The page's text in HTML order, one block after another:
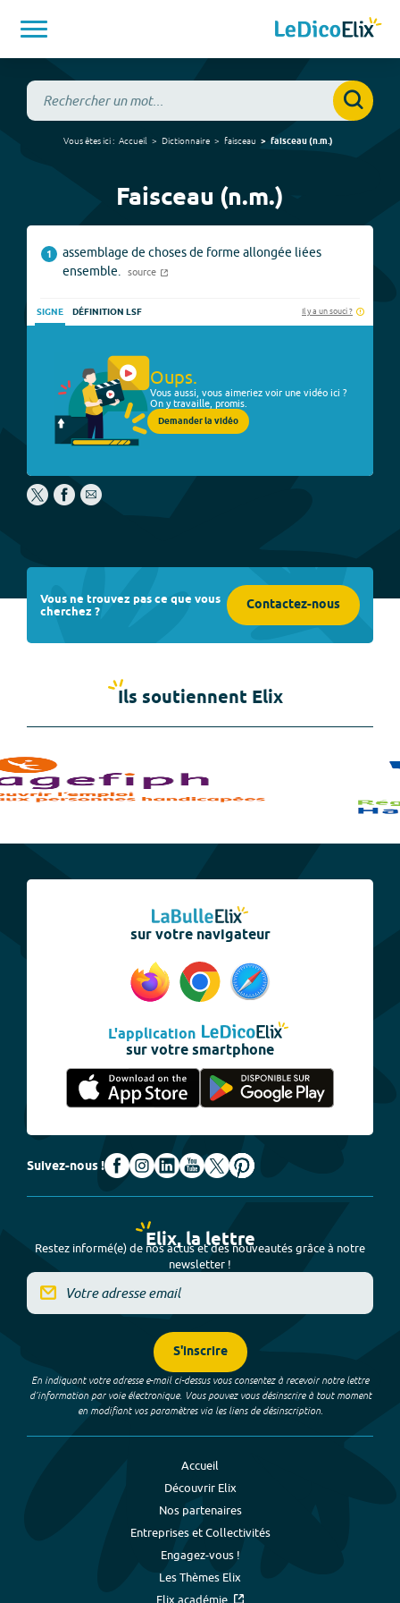
Vous êtes ici : Accueil Dictionnaire faisceau faisceau(n.m.)
Faisceau (n.m.)
1
assemblage de choses de forme allongée liées
ensemble.
source
SIGNE DÉFINITION LSF Il y a un souci ?
Oups.
Vous aussi, vous aimeriez voir une vidéo ici ?
On y travaille, promis.
Demander la vidéo
Vous ne trouvez pas ce que vous
cherchez ? Contactez-nous
Ils soutiennent Elix
sur votre navigateur
L'application
sur votre smartphone
Suivez-nous !
Elix, la lettre
Restez informé(e) de nos actus et des nouveautés grâce à notre
newsletter !
S'inscrire
En indiquant votre adresse e-mail ci-dessus vous consentez à recevoir notre lettre
d’information par voie électronique. Vous pouvez vous désinscrire à tout moment
en modifiant vos paramètres via les liens de désinscription.
Accueil
Découvrir Elix
Nos partenaires
Entreprises et Collectivités
Engagez-vous !
Les Thèmes Elix
Elix académie